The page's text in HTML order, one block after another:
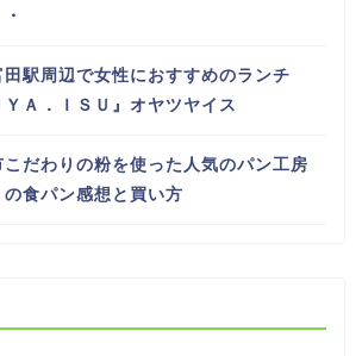
田駅周辺で女性におすすめのランチ
ＹＡ．ＩＳＵ』オヤツヤイス
こだわりの粉を使った人気のパン工房
の食パン感想と買い方